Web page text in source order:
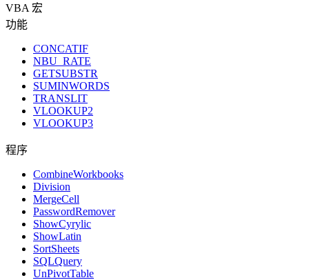
VBA 宏
功能
CONCATIF
NBU_RATE
GETSUBSTR
SUMINWORDS
TRANSLIT
VLOOKUP2
VLOOKUP3
程序
CombineWorkbooks
Division
MergeCell
PasswordRemover
ShowCyrylic
ShowLatin
SortSheets
SQLQuery
UnPivotTable